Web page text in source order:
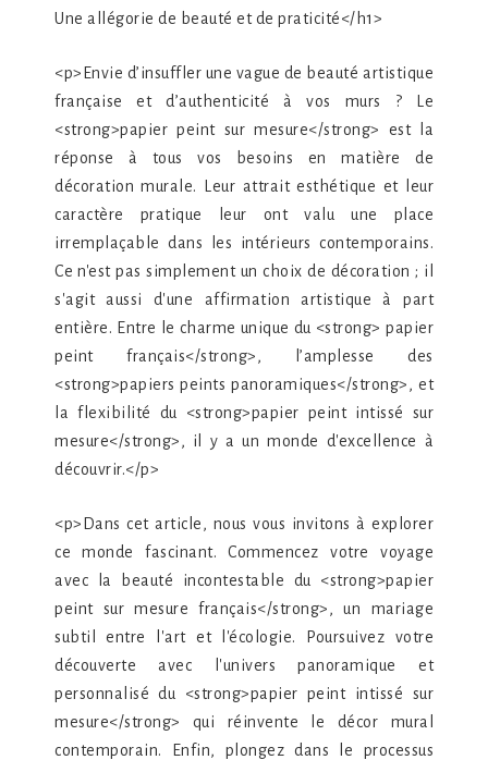
Une allégorie de beauté et de praticité</h1>
<p>Envie d’insuffler une vague de beauté artistique
française et d’authenticité à vos murs ? Le
<strong>papier peint sur mesure</strong> est la
réponse à tous vos besoins en matière de
décoration murale. Leur attrait esthétique et leur
caractère pratique leur ont valu une place
irremplaçable dans les intérieurs contemporains.
Ce n'est pas simplement un choix de décoration ; il
s'agit aussi d'une affirmation artistique à part
entière. Entre le charme unique du <strong> papier
peint français</strong>, l’amplesse des
<strong>papiers peints panoramiques</strong>, et
la flexibilité du <strong>papier peint intissé sur
mesure</strong>, il y a un monde d'excellence à
découvrir.</p>
<p>Dans cet article, nous vous invitons à explorer
ce monde fascinant. Commencez votre voyage
avec la beauté incontestable du <strong>papier
peint sur mesure français</strong>, un mariage
subtil entre l'art et l'écologie. Poursuivez votre
découverte avec l'univers panoramique et
personnalisé du <strong>papier peint intissé sur
mesure</strong> qui réinvente le décor mural
contemporain. Enfin, plongez dans le processus